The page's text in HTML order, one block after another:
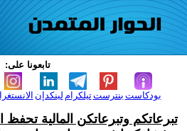
تابعونا على:
لينكدإن تيلكرامبنترست بودكاست
تبرعاتكم وتبرعاتكن المالية تحفظ